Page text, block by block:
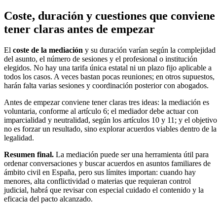
Coste, duración y cuestiones que conviene
tener claras antes de empezar
El coste de la mediación y su duración varían según la complejidad
del asunto, el número de sesiones y el profesional o institución
elegidos. No hay una tarifa única estatal ni un plazo fijo aplicable a
todos los casos. A veces bastan pocas reuniones; en otros supuestos,
harán falta varias sesiones y coordinación posterior con abogados.
Antes de empezar conviene tener claras tres ideas: la mediación es
voluntaria, conforme al artículo 6; el mediador debe actuar con
imparcialidad y neutralidad, según los artículos 10 y 11; y el objetivo
no es forzar un resultado, sino explorar acuerdos viables dentro de la
legalidad.
Resumen final. La mediación puede ser una herramienta útil para
ordenar conversaciones y buscar acuerdos en asuntos familiares de
ámbito civil en España, pero sus límites importan: cuando hay
menores, alta conflictividad o materias que requieran control
judicial, habrá que revisar con especial cuidado el contenido y la
eficacia del pacto alcanzado.